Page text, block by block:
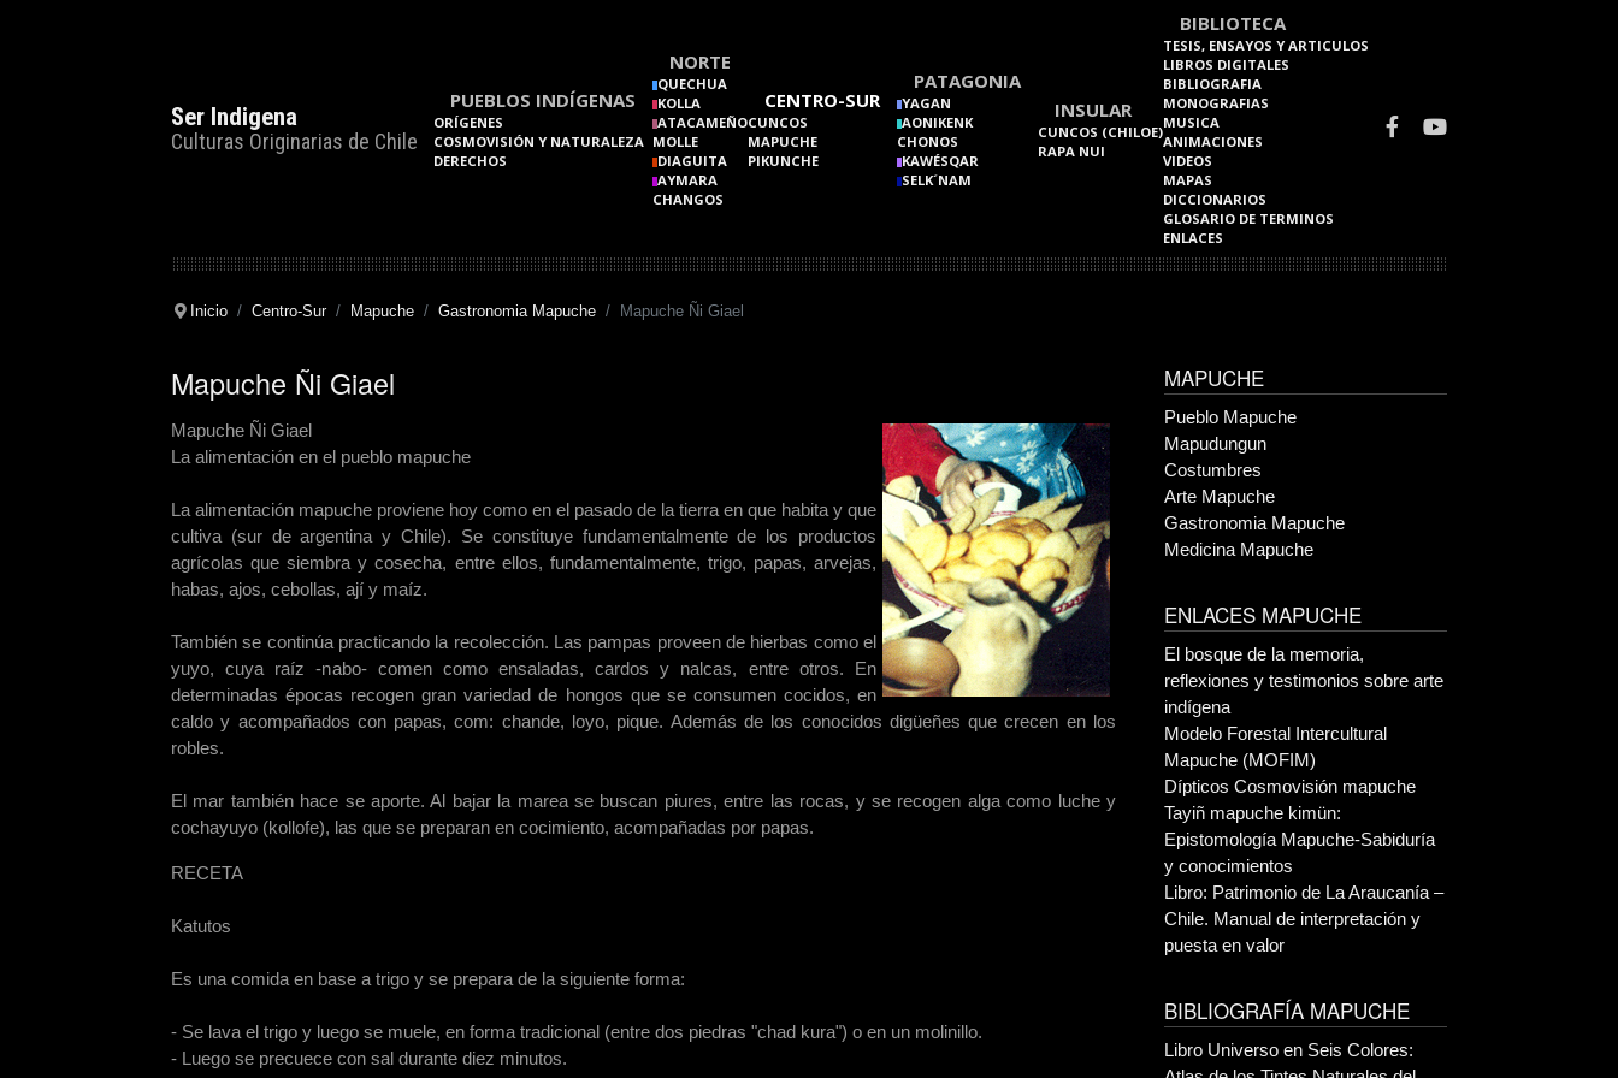
Ser Indigena
Culturas Originarias de Chile
PUEBLOS INDÍGENAS
ORÍGENES
COSMOVISIÓN Y NATURALEZA
DERECHOS
NORTE
QUECHUA
KOLLA
ATACAMEÑO
MOLLE
DIAGUITA
AYMARA
CHANGOS
CENTRO-SUR
CUNCOS
MAPUCHE
PIKUNCHE
PATAGONIA
YAGAN
AONIKENK
CHONOS
KAWÉSQAR
SELK´NAM
INSULAR
CUNCOS (CHILOE)
RAPA NUI
BIBLIOTECA
TESIS, ENSAYOS Y ARTICULOS
LIBROS DIGITALES
BIBLIOGRAFIA
MONOGRAFIAS
MUSICA
ANIMACIONES
VIDEOS
MAPAS
DICCIONARIOS
GLOSARIO DE TERMINOS
ENLACES
Inicio Centro-Sur Mapuche Gastronomia Mapuche Mapuche Ñi Giael
Mapuche Ñi Giael
Mapuche Ñi Giael
La alimentación en el pueblo mapuche
La alimentación mapuche proviene hoy como en el pasado de la tierra en que habita y que
cultiva (sur de argentina y Chile). Se constituye fundamentalmente de los productos
agrícolas que siembra y cosecha, entre ellos, fundamentalmente, trigo, papas, arvejas,
habas, ajos, cebollas, ají y maíz.
También se continúa practicando la recolección. Las pampas proveen de hierbas como el
yuyo, cuya raíz -nabo- comen como ensaladas, cardos y nalcas, entre otros. En
determinadas épocas recogen gran variedad de hongos que se consumen cocidos, en
caldo y acompañados con papas, com: chande, loyo, pique. Además de los conocidos digüeñes que crecen en los
robles.
El mar también hace se aporte. Al bajar la marea se buscan piures, entre las rocas, y se recogen alga como luche y
cochayuyo (kollofe), las que se preparan en cocimiento, acompañadas por papas.
RECETA
Katutos
Es una comida en base a trigo y se prepara de la siguiente forma:
- Se lava el trigo y luego se muele, en forma tradicional (entre dos piedras "chad kura") o en un molinillo.
- Luego se precuece con sal durante diez minutos.
MAPUCHE
Pueblo Mapuche
Mapudungun
Costumbres
Arte Mapuche
Gastronomia Mapuche
Medicina Mapuche
ENLACES MAPUCHE
El bosque de la memoria,
reflexiones y testimonios sobre arte
indígena
Modelo Forestal Intercultural
Mapuche (MOFIM)
Dípticos Cosmovisión mapuche
Tayiñ mapuche kimün:
Epistomología Mapuche-Sabiduría
y conocimientos
Libro: Patrimonio de La Araucanía –
Chile. Manual de interpretación y
puesta en valor
BIBLIOGRAFÍA MAPUCHE
Libro Universo en Seis Colores: